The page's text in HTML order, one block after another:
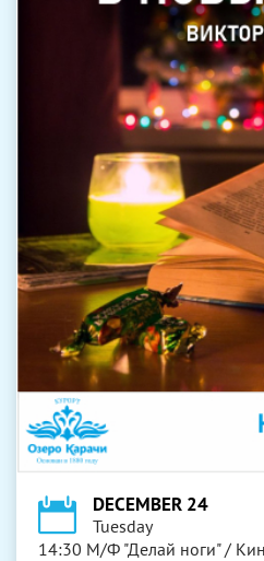
DECEMBER 24
Tuesday
14:30 М/Ф "Делай ноги" /